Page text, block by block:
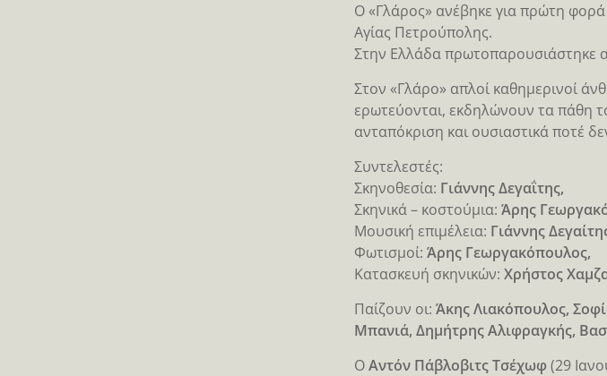
Ο «Γλάρος» ανέβηκε για πρώτη
Αγίας Πετρούπολης.
Στην Ελλάδα πρωτοπαρουσιάστηκε
Στον «Γλάρο» απλοί καθημερινοί
ερωτεύονται, εκδηλώνουν τα πάθη
ανταπόκριση και ουσιαστικά ποτέ
Συντελεστές:
Σκηνοθεσία: Γιάννης Δεγαΐτης,
Σκηνικά – κοστούμια: Άρης
Μουσική επιμέλεια: Γιάννης
Φωτισμοί: Άρης Γεωργακόπουλος,
Κατασκευή σκηνικών: Χρήστος
Παίζουν οι: Άκης Λιακόπουλος,
Μπανιά, Δημήτρης Αλιφραγκής,
ΟΑντόν Πάβλοβιτς Τσέχωφ(29